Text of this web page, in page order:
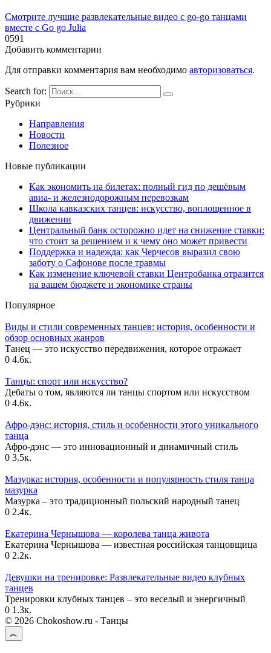
Смотрите лучшие развлекательные видео с go-go танцами
вместе с Go go Julia
0591
Добавить комментарии
Для отправки комментария вам необходимо авторизоваться.
Search for:
Рубрики
Направления
Новости
Полезное
Новые публикации
Как экономить на билетах: полный гид по дешёвым
авиа- и железнодорожным перевозкам
Школа кавказских танцев: искусство, воплощенное в
движении
Центральный банк осторожно идет на снижение ставки:
что стоит за решением и к чему оно может привести
Поддержка и надежда: как Черчесов выразил свою
заботу о Сафонове после травмы
Как изменение ключевой ставки Центробанка отразится
на вашем бюджете и экономике страны
Популярное
Виды и стили современных танцев: история, особенности и
обзор основных жанров
Танец — это искусство передвижения, которое отражает
0 4.6к.
Танцы: спорт или искусство?
Дебаты о том, являются ли танцы спортом или искусством
0 4.6к.
Афро-дэнс: история, стиль и особенности этого уникального
танца
Афро-дэнс — это инновационный и динамичный стиль
0 3.5к.
Мазурка: история, особенности и популярность стиля танца
мазурка
Мазурка – это традиционный польский народный танец
0 2.4к.
Екатерина Чернышова — королева танца живота
Екатерина Чернышова — известная российская танцовщица
0 2.2к.
Девушки на тренировке: Развлекательные видео клубных
танцев
Тренировки клубных танцев – это веселый и энергичный
0 1.3к.
© 2026 Chokoshow.ru - Танцы